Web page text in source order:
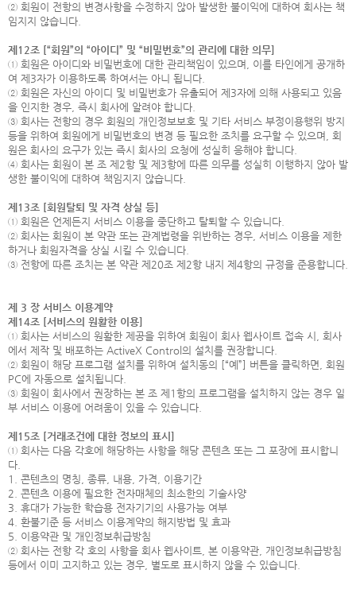
② 회원이 전항의 변경사항을 수정하지 않아 발생한 불이익에 대하여 회사는 책
임지지 않습니다.
제12조 [“회원”의 “아이디” 및 “비밀번호”의 관리에 대한 의무]
① 회원은 아이디와 비밀번호에 대한 관리책임이 있으며, 이를 타인에게 공개하
여 제3자가 이용하도록 하여서는 아니 됩니다.
② 회원은 자신의 아이디 및 비밀번호가 유출되어 제3자에 의해 사용되고 있음
을 인지한 경우, 즉시 회사에 알려야 합니다.
③ 회사는 전항의 경우 회원의 개인정보보호 및 기타 서비스 부정이용행위 방지
등을 위하여 회원에게 비밀번호의 변경 등 필요한 조치를 요구할 수 있으며, 회
원은 회사의 요구가 있는 즉시 회사의 요청에 성실히 응해야 합니다.
④ 회사는 회원이 본 조 제2항 및 제3항에 따른 의무를 성실히 이행하지 않아 발
생한 불이익에 대하여 책임지지 않습니다.
제13조 [회원탈퇴 및 자격 상실 등]
① 회원은 언제든지 서비스 이용을 중단하고 탈퇴할 수 있습니다.
② 회사는 회원이 본 약관 또는 관계법령을 위반하는 경우, 서비스 이용을 제한
하거나 회원자격을 상실 시킬 수 있습니다.
③ 전항에 따른 조치는 본 약관 제20조 제2항 내지 제4항의 규정을 준용합니다.
제 3 장 서비스 이용계약
제14조 [서비스의 원활한 이용]
① 회사는 서비스의 원활한 제공을 위하여 회원이 회사 웹사이트 접속 시, 회사
에서 제작 및 배포하는 ActiveX Control의 설치를 권장합니다.
② 회원이 해당 프로그램 설치를 위하여 설치동의 [“예”] 버튼을 클릭하면, 회원
PC에 자동으로 설치됩니다.
③ 회원이 회사에서 권장하는 본 조 제1항의 프로그램을 설치하지 않는 경우 일
부 서비스 이용에 어려움이 있을 수 있습니다.
제15조 [거래조건에 대한 정보의 표시]
① 회사는 다음 각호에 해당하는 사항을 해당 콘텐츠 또는 그 포장에 표시합니
다.
1. 콘텐츠의 명칭, 종류, 내용, 가격, 이용기간
2. 콘텐츠 이용에 필요한 전자매체의 최소한의 기술사양
3. 휴대가 가능한 학습용 전자기기의 사용가능 여부
4. 환불기준 등 서비스 이용계약의 해지방법 및 효과
5. 이용약관 및 개인정보취급방침
② 회사는 전항 각 호의 사항을 회사 웹사이트, 본 이용약관, 개인정보취급방침
등에서 이미 고지하고 있는 경우, 별도로 표시하지 않을 수 있습니다.